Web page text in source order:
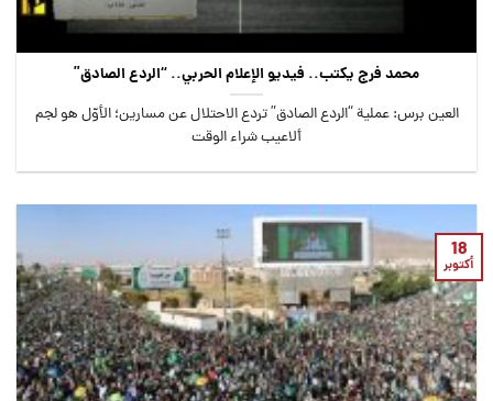
محمد فرج يكتب.. فيديو الإعلام الحربي.. “الردع الصادق”
العين برس: عملية “الردع الصادق” تردع الاحتلال عن مسارين؛ الأوّل هو لجم
ألاعيب شراء الوقت
18
أكتوبر